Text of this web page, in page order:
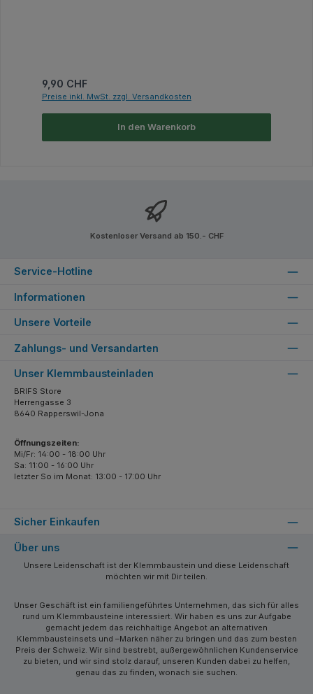
Regulärer Preis:
9,90 CHF
Preise inkl. MwSt. zzgl. Versandkosten
In den Warenkorb
Kostenloser Versand ab 150.- CHF
Service-Hotline
Informationen
Unsere Vorteile
Zahlungs- und Versandarten
Sicher Einkaufen
Unser Klemmbausteinladen
BRIFS Store
Herrengasse 3
8640 Rapperswil-Jona
Öffnungszeiten:
Mi/Fr: 14:00 - 18:00 Uhr
Sa: 11:00 - 16:00 Uhr
letzter So im Monat: 13:00 - 17:00 Uhr
Über uns
Unsere Leidenschaft ist der Klemmbaustein und diese Leidenschaft
möchten wir mit Dir teilen.
Unser Geschäft ist ein familiengeführtes Unternehmen, das sich für alles
rund um Klemmbausteine interessiert. Wir haben es uns zur Aufgabe
gemacht jedem das reichhaltige Angebot an alternativen
Klemmbausteinsets und –Marken näher zu bringen und das zum besten
Preis der Schweiz. Wir sind bestrebt, außergewöhnlichen Kundenservice
zu bieten, und wir sind stolz darauf, unseren Kunden dabei zu helfen,
genau das zu finden, wonach sie suchen.